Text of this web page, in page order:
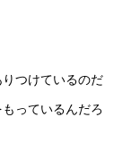
つけているのだ
っているんだろ